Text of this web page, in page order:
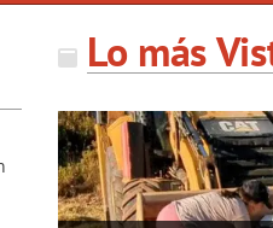
Lo más